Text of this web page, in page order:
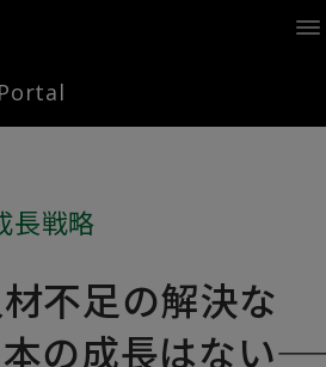
長戦略
不足の解決な
の成長はない――